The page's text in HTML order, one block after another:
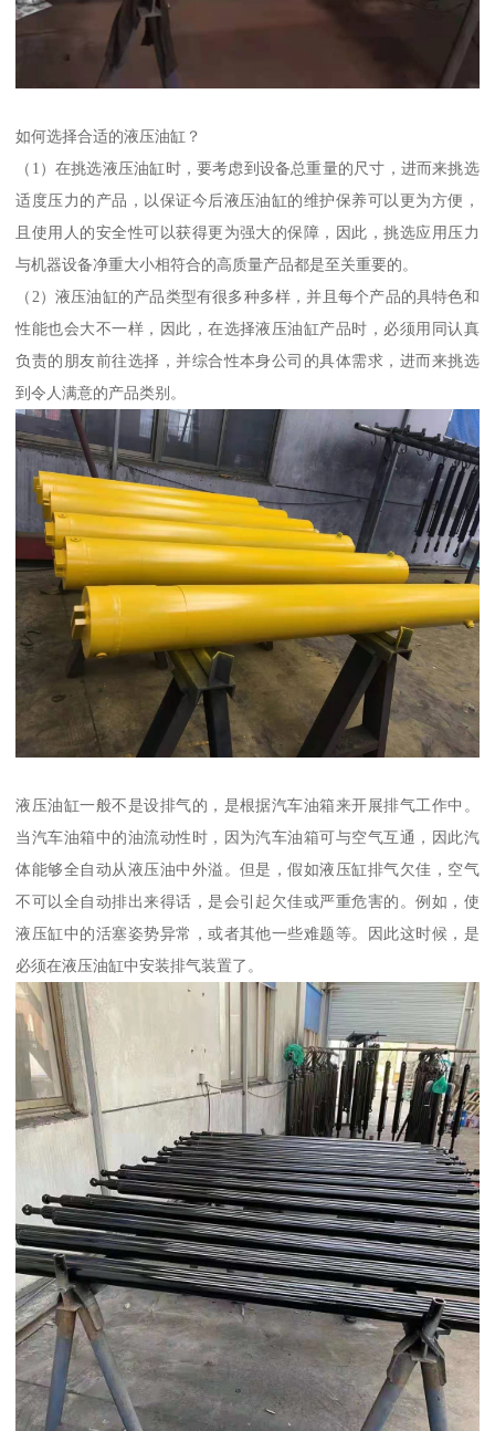
如何选择合适的液压油缸？
（1）在挑选液压油缸时，要考虑到设备总重量的尺寸，进而来挑选
适度压力的产品，以保证今后液压油缸的维护保养可以更为方便，
且使用人的安全性可以获得更为强大的保障，因此，挑选应用压力
与机器设备净重大小相符合的高质量产品都是至关重要的。
（2）液压油缸的产品类型有很多种多样，并且每个产品的具特色和
性能也会大不一样，因此，在选择液压油缸产品时，必须用同认真
负责的朋友前往选择，并综合性本身公司的具体需求，进而来挑选
到令人满意的产品类别。
液压油缸一般不是设排气的，是根据汽车油箱来开展排气工作中。
当汽车油箱中的油流动性时，因为汽车油箱可与空气互通，因此汽
体能够全自动从液压油中外溢。但是，假如液压缸排气欠佳，空气
不可以全自动排出来得话，是会引起欠佳或严重危害的。例如，使
液压缸中的活塞姿势异常，或者其他一些难题等。因此这时候，是
必须在液压油缸中安装排气装置了。